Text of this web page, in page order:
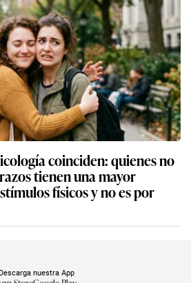
coinciden: quienes no
tienen una mayor
físicos y no es por
Descarga nuestra App